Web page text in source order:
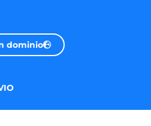
dominio